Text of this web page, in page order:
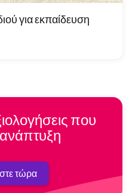
για εκπαίδευση
που
τώρα